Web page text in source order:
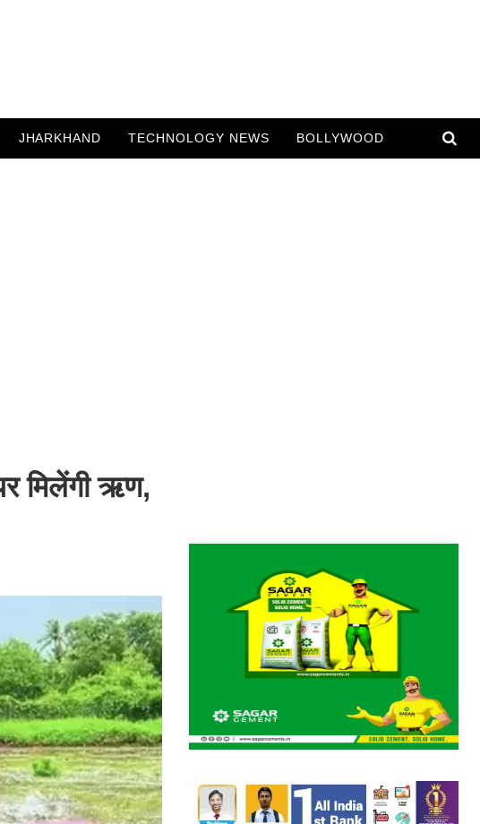
JHARKHAND TECHNOLOGY NEWS BOLLYWOOD
मिलेंगी ऋण,